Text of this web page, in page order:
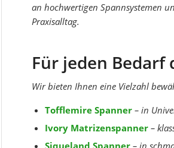
an hochwertigen Spannsystemen
Praxisalltag.
Für jeden Bedarf
Wir bieten Ihnen eine Vielzahl
Tofflemire Spanner – in
Ivory Matrizenspanner –
Siqueland Spanner – in